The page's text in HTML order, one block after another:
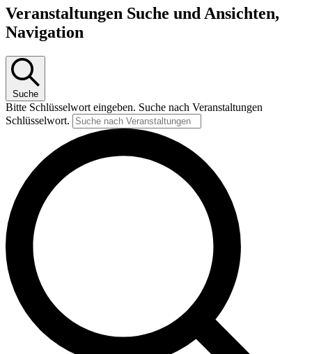
Veranstaltungen
Veranstaltungen Suche und Ansichten,
Navigation
Suche
Bitte Schlüsselwort eingeben. Suche nach Veranstaltungen
Schlüsselwort.